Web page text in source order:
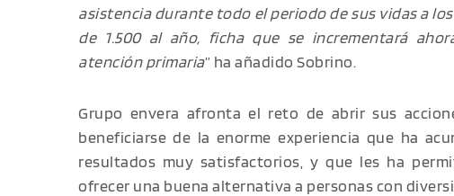
asistencia durante todo el periodo de sus vidas a
de 1.500 al año, ficha que se incrementará
atención primaria” ha añadido Sobrino.
Grupo envera afronta el reto de abrir sus
beneficiarse de la enorme experiencia que ha
resultados muy satisfactorios, y que les ha
ofrecer una buena alternativa a personas con